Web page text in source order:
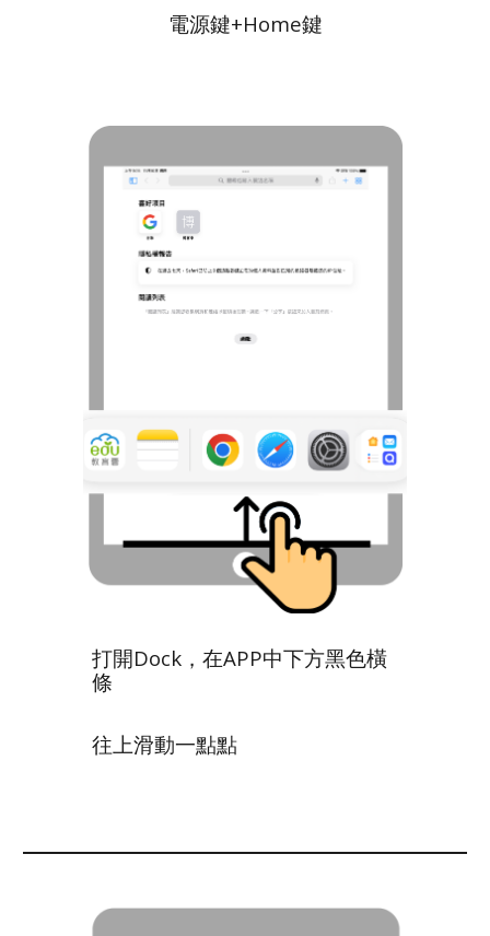
電源鍵+Home鍵
打開Dock，在APP中下方黑色橫
條
往上滑動一點點